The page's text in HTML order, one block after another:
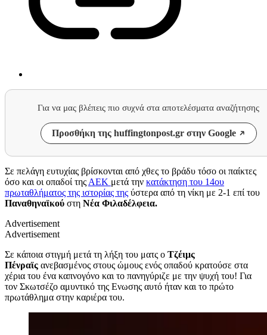
Για να μας βλέπεις πιο συχνά στα αποτελέσματα αναζήτησης
Προσθήκη της huffingtonpost.gr στην Google
Σε πελάγη ευτυχίας βρίσκονται από χθες το βράδυ τόσο οι παίκτες
όσο και οι οπαδοί της ΑΕΚ μετά την κατάκτηση του 14ου
πρωταθλήματος της ιστορίας της ύστερα από τη νίκη με 2-1 επί του
Παναθηναϊκού στη Νέα Φιλαδέλφεια.
Advertisement
Advertisement
Σε κάποια στιγμή μετά τη λήξη του ματς ο Τζέιμς
Πένραϊς ανεβασμένος στους ώμους ενός οπαδού κρατούσε στα
χέρια του ένα καπνογόνο και το πανηγύριζε με την ψυχή του! Για
τον Σκωτσέζο αμυντικό της Ενωσης αυτό ήταν και το πρώτο
πρωτάθλημα στην καριέρα του.